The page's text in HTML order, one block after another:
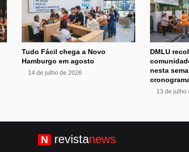
Tudo Fácil chega a Novo
Hamburgo em agosto
14 de julho de 2026
DMLU
nesta
13 de julho
N revistanews